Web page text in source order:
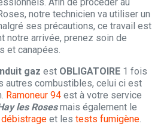
notre technicien va utiliser un
ses précautions, ce travail est
notre arrivée, prenez soin de
et canapées.
gaz est OBLIGATOIRE 1 fois
autres combustibles, celui ci est
Ramoneur 94 est à votre service
les Rosesmais également le
débistrage et lestests fumigène.